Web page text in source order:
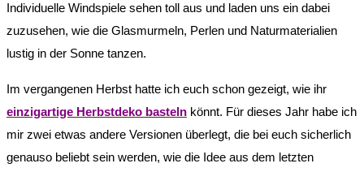
Individuelle Windspiele sehen toll aus und laden uns ein dabei
zuzusehen, wie die Glasmurmeln, Perlen und Naturmaterialien
lustig in der Sonne tanzen.
Im vergangenen Herbst hatte ich euch schon gezeigt, wie ihr
einzigartige Herbstdeko basteln könnt. Für dieses Jahr habe ich
mir zwei etwas andere Versionen überlegt, die bei euch sicherlich
genauso beliebt sein werden, wie die Idee aus dem letzten